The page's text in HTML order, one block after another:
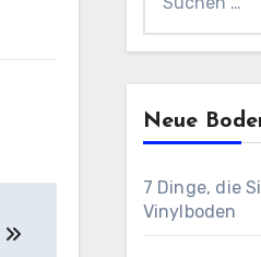
nach:
Neue
7 Dinge, die
Vinylboden